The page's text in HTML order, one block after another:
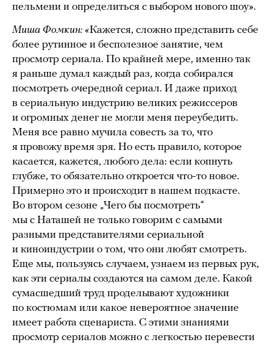
пельмени и определиться с выбором нового шоу».
Миша Фомкин: «Кажется, сложно представить себе
более рутинное и бесполезное занятие, чем
просмотр сериала. По крайней мере, именно так
я раньше думал каждый раз, когда собирался
посмотреть очередной сериал. И даже приход
в сериальную индустрию великих режиссеров
и огромных денег не могли меня переубедить.
Меня все равно мучила совесть за то, что
я провожу время зря. Но есть правило, которое
касается, кажется, любого дела: если копнуть
глубже, то обязательно откроется что-то новое.
Примерно это и происходит в нашем подкасте.
Во втором сезоне „Чего бы посмотреть“
мы с Наташей не только говорим с самыми
разными представителями сериальной
и киноиндустрии о том, что они любят смотреть.
Еще мы, пользуясь случаем, узнаем из первых рук,
как эти сериалы создаются на самом деле. Какой
сумасшедший труд проделывают художники
по костюмам или какое невероятное значение
имеет работа сценариста. С этими знаниями
просмотр сериалов можно с легкостью перевести